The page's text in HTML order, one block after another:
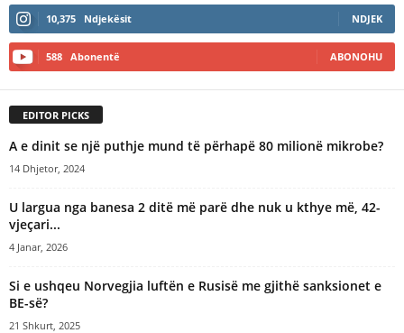
:
10,375 Ndjekësit NDJEK
588 Abonentë ABONOHU
EDITOR PICKS
A e dinit se një puthje mund të përhapë 80 milionë mikrobe?
14 Dhjetor, 2024
U largua nga banesa 2 ditë më parë dhe nuk u kthye më, 42-
vjeçari...
4 Janar, 2026
Si e ushqeu Norvegjia luftën e Rusisë me gjithë sanksionet e
BE-së?
21 Shkurt, 2025